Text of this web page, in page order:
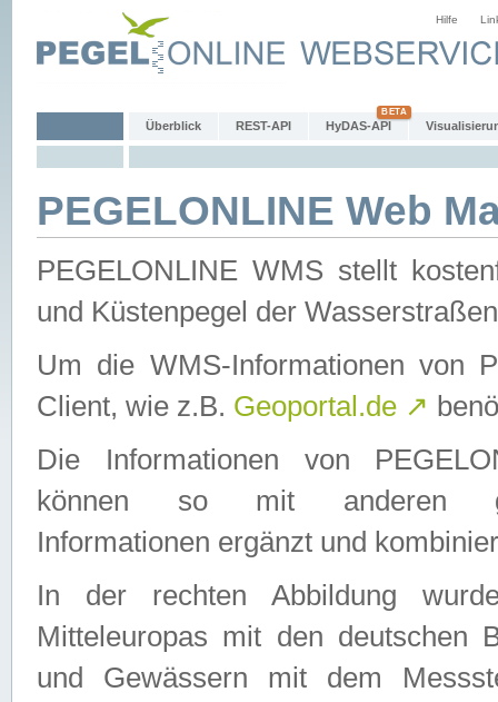
Hilfe
Überblick REST-API HyDAS-API
PEGELONLINE Web
PEGELONLINE WMS stellt
und Küstenpegel der
Um die WMS-Informationen von
Client, wie z.B. Geoportal.de ↗
Die Informationen von
können so mit anderen
Informationen ergänzt und
In der rechten Abbildung
Mitteleuropas mit den deutschen
und Gewässern mit dem